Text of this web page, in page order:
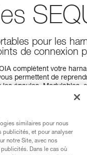
pour les
de connexion
complètent votre
permettent de
épaules. Modulables,
système d'ascension.
de connexion
similaires pour nous
publicités, et pour analyser
notre Site, avec nos
Dans le cas où